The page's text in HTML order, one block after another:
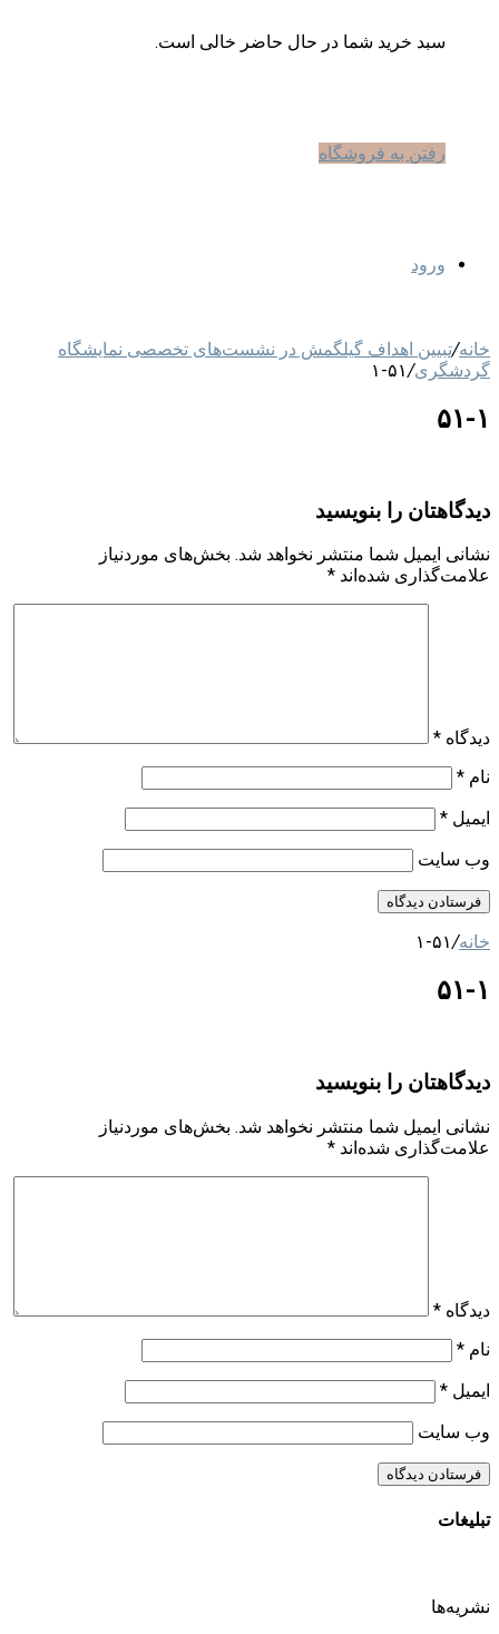
سبد خرید شما در حال حاضر خالی است.
رفتن به فروشگاه
ورود
خانه/تبیین اهداف گیلگمش در نشست‌های تخصصی نمایشگاه
گردشگری/۵۱-۱
۵۱-۱
دیدگاهتان را بنویسید
نشانی ایمیل شما منتشر نخواهد شد. بخش‌های موردنیاز
علامت‌گذاری شده‌اند *
دیدگاه *
نام *
ایمیل *
وب‌ سایت
خانه/۵۱-۱
۵۱-۱
دیدگاهتان را بنویسید
نشانی ایمیل شما منتشر نخواهد شد. بخش‌های موردنیاز
علامت‌گذاری شده‌اند *
دیدگاه *
نام *
ایمیل *
وب‌ سایت
تبلیغات
نشریه‌ها